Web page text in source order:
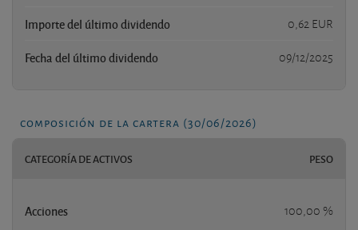
Importe del último dividendo 0,62 EUR
Fecha del último dividendo 09/12/2025
composición de la cartera (30/06/2026)
CATEGORÍA DE ACTIVOS PESO
Acciones 100,00 %